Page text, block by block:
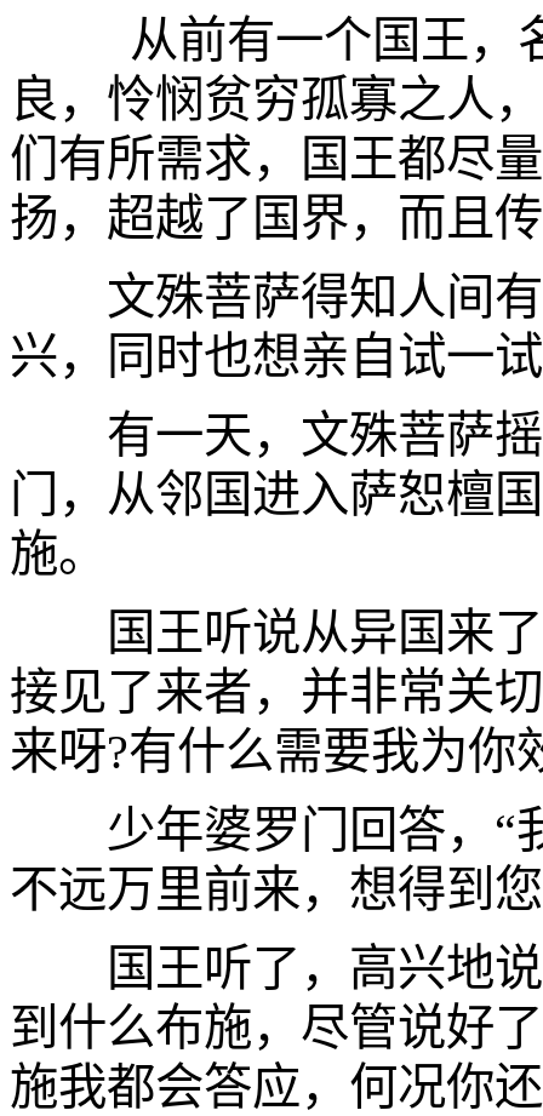
从前有一个国王，
良，怜悯贫穷孤寡之人
们有所需求，国王都尽
扬，超越了国界，而且
文殊菩萨得知人间有
兴，同时也想亲自试一
有一天，文殊菩萨摇
门，从邻国进入萨恕檀
施。
国王听说从异国来了
接见了来者，并非常关
来呀?有什么需要我为你
少年婆罗门回答，“
不远万里前来，想得到
国王听了，高兴地说
到什么布施，尽管说好
施我都会答应，何况你